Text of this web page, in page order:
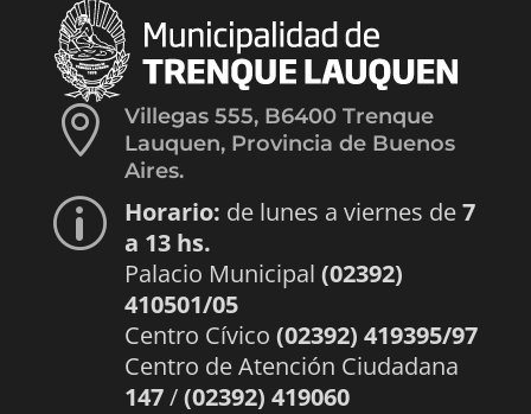

Villegas 555, B6400 Trenque
Lauquen, Provincia de Buenos
Aires.
p Horario: de lunes a viernes de7
a 13 hs.
Palacio Municipal (02392)
410501/05
Centro Cívico (02392) 419395/97
Centro de Atención Ciudadana
147/(02392) 419060